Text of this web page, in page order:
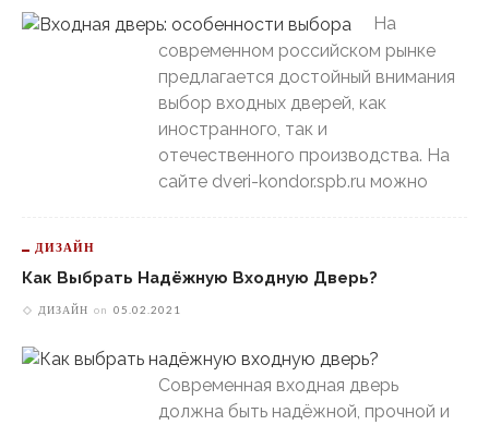
На
современном российском рынке
предлагается достойный внимания
выбор входных дверей, как
иностранного, так и
отечественного производства. На
сайте dveri-kondor.spb.ru можно
ДИЗАЙН
Как Выбрать Надёжную Входную Дверь?
ДИЗАЙН on 05.02.2021
Современная входная дверь
должна быть надёжной, прочной и